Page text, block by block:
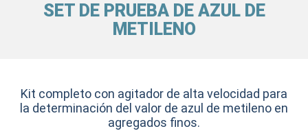
SET DE PRUEBA DE AZUL DE
METILENO
Kit completo con agitador de alta velocidad para
la determinación del valor de azul de metileno en
agregados finos.